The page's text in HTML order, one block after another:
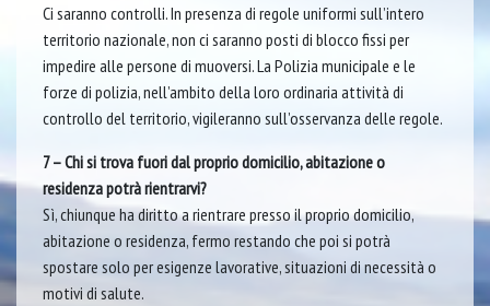
Ci saranno controlli. In presenza di regole uniformi sull’intero
territorio nazionale, non ci saranno posti di blocco fissi per
impedire alle persone di muoversi. La Polizia municipale e le
forze di polizia, nell’ambito della loro ordinaria attività di
controllo del territorio, vigileranno sull’osservanza delle regole.
7 – Chi si trova fuori dal proprio domicilio, abitazione o
residenza potrà rientrarvi?
Sì, chiunque ha diritto a rientrare presso il proprio domicilio,
abitazione o residenza, fermo restando che poi si potrà
spostare solo per esigenze lavorative, situazioni di necessità o
motivi di salute.